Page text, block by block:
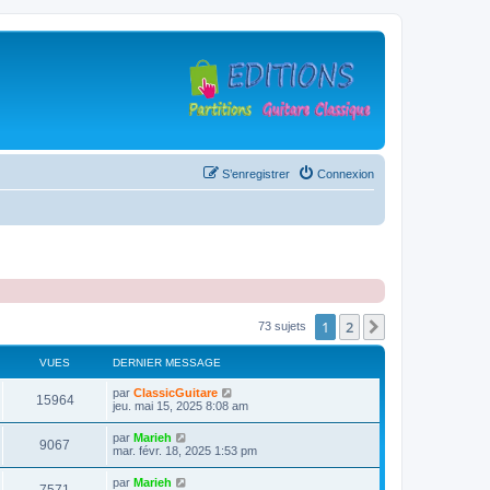
Connexion
S’enregistrer
73 sujets 1 2
VUES DERNIER MESSAGE
15964V
u
D
e
i
e
r
m
par ClassicGuitare
jeu. mai 15, 2025 8:08 am
9067
u
D
e
par Marieh
mar. févr. 18, 2025 1:53 pm
D
par Marieh